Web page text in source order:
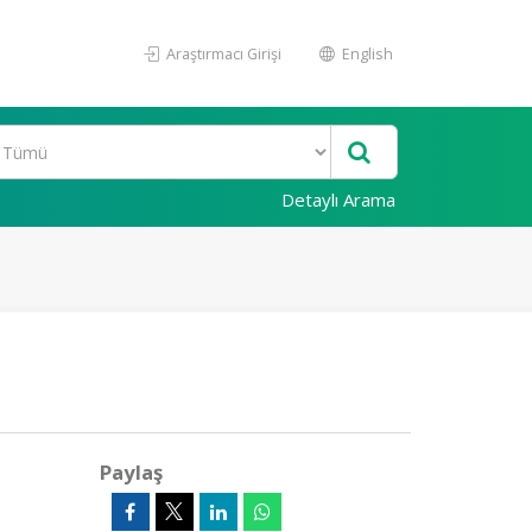
Araştırmacı Girişi English
Detaylı Arama
Paylaş